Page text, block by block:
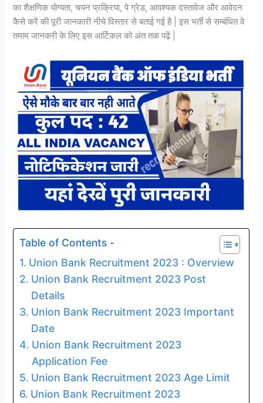
का शैक्षणिक योग्यता, चयन प्रक्रिया, पे ग्रेड, आवश्यक दस्तावेज और आवेदन
कैसे करें की पूरी जानकारी नीचे विस्तार से बताई गई है | इस भर्ती से सम्बंधित वे
तमाम जानकरी के लिए इस आर्टिकल को अंत तक पढ़ें |
Table of Contents -
Union Bank Recruitment 2023 : Overview
Union Bank Recruitment 2023 Post
Details
Union Bank Recruitment 2023 Important
Date
Union Bank Recruitment 2023
Application Fee
Union Bank Recruitment 2023 Age Limit
Union Bank Recruitment 2023